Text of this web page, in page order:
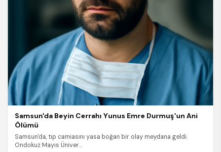
Samsun'da Beyin Cerrahı Yunus Emre Durmuş'un Ani
Ölümü
Samsun'da, tıp camiasını yasa boğan bir olay meydana geldi.
Ondokuz Mayıs Üniver...